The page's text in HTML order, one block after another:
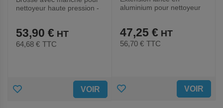
nettoyeur haute pression -
53,90 €
64,68 € TTC
AJOUTER VOIR
aluminium pour nettoyeur
47,25 €
56,70 € TTC
AJOUTER VOIR